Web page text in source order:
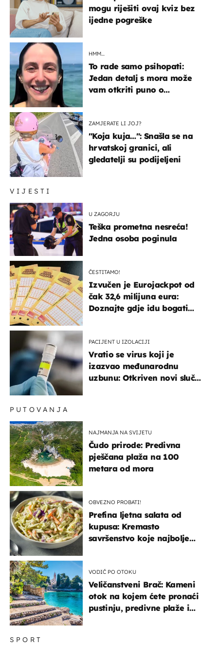
VIJESTI
U ZAGORJU
Teška prometna nesreća!
Jedna osoba poginula
ČESTITAMO!
Izvučen je Eurojackpot od
čak 32,6 milijuna eura:
Doznajte gdje idu bogati
PACIJENT U IZOLACIJI
Vratio se virus koji je
izazvao međunarodnu
uzbunu: Otkriven novi slučaj
mogu riješiti ovaj kviz bez
ijedne pogreške
HMM…
To rade samo psihopati:
Jedan detalj s mora može
vam otkriti puno o
ZAMJERATE LI JOJ?
"Koja kuja…": Snašla se na
hrvatskoj granici, ali
gledatelji su podijeljeni
SPORT
PUTOVANJA
NAJMANJA NA SVIJETU
Čudo prirode: Predivna
pješčana plaža na 100
metara od mora
OBVEZNO PROBATI!
Prefina ljetna salata od
kupusa: Kremasto
savršenstvo koje najbolje
VODIČ PO OTOKU
Veličanstveni Brač: Kameni
otok na kojem ćete pronaći
pustinju, predivne plaže i